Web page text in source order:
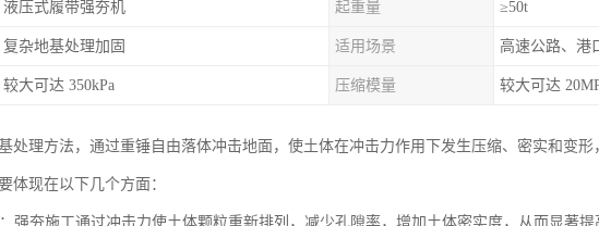
液压式履带强夯机 起重量 ≥50t
复杂地基处理加固 适用场景 高速公路、港
较大可达 350kPa 压缩模量 较大可达
处理方法，通过重锤自由落体冲击地面，使土体在冲击力作用下发生压缩、密实和变形
体现在以下几个方面：
强夯施工通过冲击力使土体颗粒重新排列，减少孔隙率，增加土体密实度，从而显著